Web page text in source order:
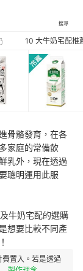
搜尋
10 大牛奶宅配推
骨骼發育，在各
家庭的常備飲
乳外，現在透過
聰明運用此服
牛奶宅配的選購
想要比較不同產
置入。若是透過